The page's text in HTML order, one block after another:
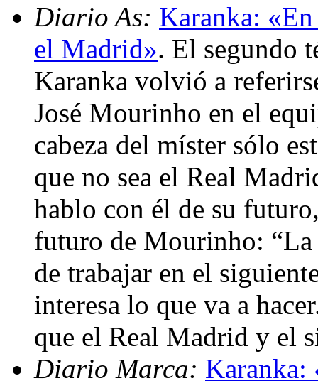
Diario As: Karanka:
el Madrid». El segundo
Karanka volvió a
José Mourinho en el
cabeza del míster sólo
que no sea el Real
hablo con él de su
futuro de Mourinho: “La
de trabajar en el
interesa lo que va a
que el Real Madrid y el
Diario Marca: Karanka: